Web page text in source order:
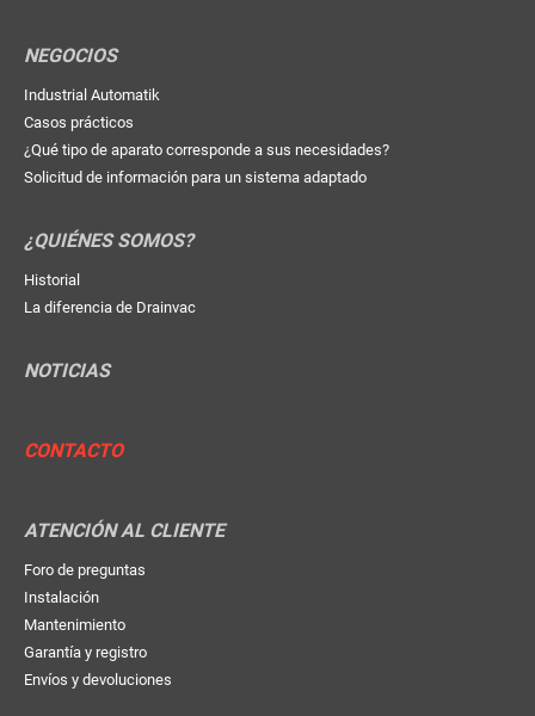
NEGOCIOS
Industrial Automatik
Casos prácticos
¿Qué tipo de aparato corresponde a sus necesidades?
Solicitud de información para un sistema adaptado
¿QUIÉNES SOMOS?
Historial
La diferencia de Drainvac
NOTICIAS
CONTACTO
ATENCIÓN AL CLIENTE
Foro de preguntas
Instalación
Mantenimiento
Garantía y registro
Envíos y devoluciones